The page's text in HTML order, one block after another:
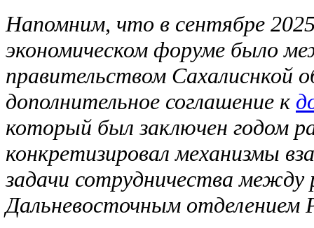
Напомним, что в сентябре
экономическом форуме было
правительством Сахалиснкой
дополнительное соглашение к
который был заключен годом
конкретизировал механизмы
задачи сотрудничества между
Дальневосточным